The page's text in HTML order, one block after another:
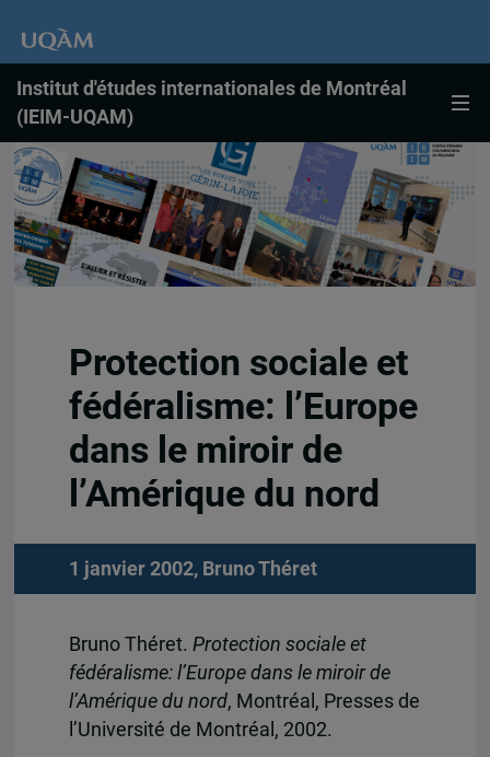
Institut d'études internationales de Montréal
(IEIM-UQAM)
Protection sociale et
fédéralisme: l’Europe
dans le miroir de
l’Amérique du nord
1 janvier 2002, Bruno Théret
Bruno Théret. Protection sociale et
fédéralisme: l’Europe dans le miroir de
l’Amérique du nord, Montréal, Presses de
l’Université de Montréal, 2002.